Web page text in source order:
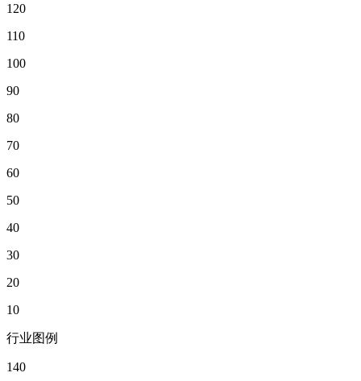
120
110
100
90
80
70
60
50
40
30
20
10
行业图例
140